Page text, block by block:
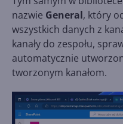
nazwie General, który
wszystkich danych z
kanały do zespołu,
automatycznie
tworzonym kanałom.